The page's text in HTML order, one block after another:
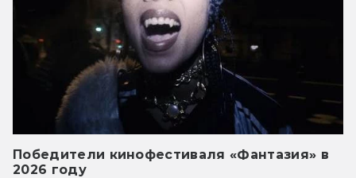
Победители кинофестиваля «Фантазия» в
2026 году